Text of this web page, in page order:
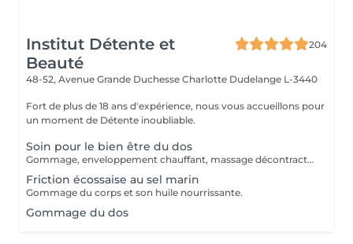
Institut Détente et
Beauté
204
48-52, Avenue Grande Duchesse Charlotte Dudelange L-3440
Fort de plus de 18 ans d'expérience, nous vous accueillons pour
un moment de Détente inoubliable.
Soin pour le bien être du dos
Gommage, enveloppement chauffant, massage décontractant.
Friction écossaise au sel marin
Gommage du corps et son huile nourrissante.
Gommage du dos